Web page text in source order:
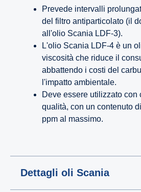
Prevede intervalli
del filtro antiparticolato (il
all'olio Scania LDF-3).
L'olio Scania LDF-4 è un
viscosità che riduce il
abbattendo i costi del
l'impatto ambientale.
Deve essere utilizzato con
qualità, con un contenuto
ppm al massimo.
Dettagli oli Scania